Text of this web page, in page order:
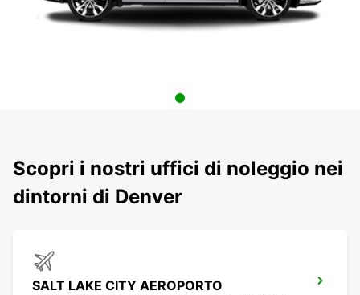
Scopri i nostri uffici di noleggio nei
dintorni di Denver
SALT LAKE CITY AEROPORTO